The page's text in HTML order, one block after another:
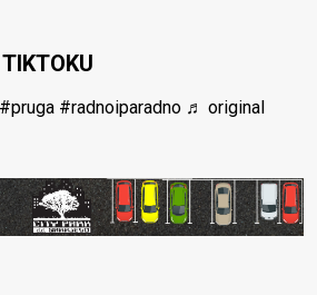
#pruga #radnoiparadno ♬ original